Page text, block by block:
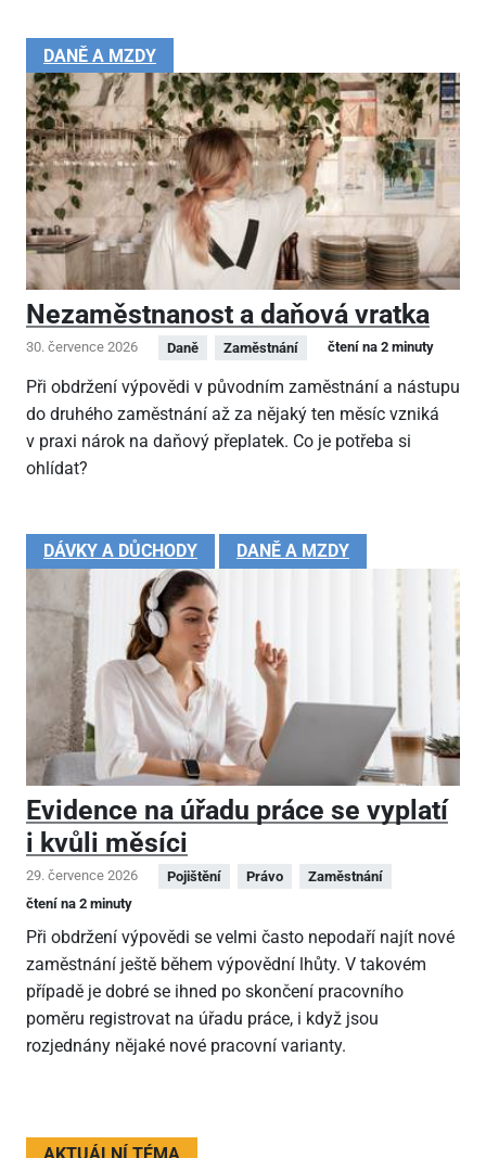
DANĚ A MZDY
Nezaměstnanost a daňová vratka
30. července 2026 Daně Zaměstnání čtení na 2 minuty
Při obdržení výpovědi v původním zaměstnání a nástupu
do druhého zaměstnání až za nějaký ten měsíc vzniká
v praxi nárok na daňový přeplatek. Co je potřeba si
ohlídat?
DÁVKY A DŮCHODY DANĚ A MZDY
Evidence na úřadu práce se vyplatí
i kvůli měsíci
29. července 2026 Pojištění Právo
Zaměstnání
čtení na 2 minuty
Při obdržení výpovědi se velmi často nepodaří najít nové
zaměstnání ještě během výpovědní lhůty. V takovém
případě je dobré se ihned po skončení pracovního
poměru registrovat na úřadu práce, i když jsou
rozjednány nějaké nové pracovní varianty.